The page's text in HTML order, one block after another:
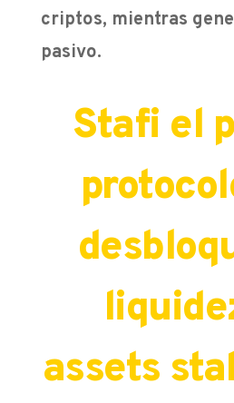
criptos, mientras
pasivo.
Stafi el
assets